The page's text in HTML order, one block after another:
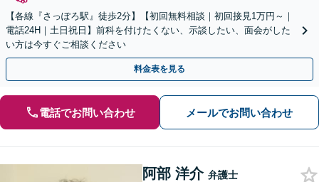
【各線『さっぽろ駅』徒歩2分】【初回無料相談｜初回接見1万円～｜
電話24H｜土日祝日】前科を付けたくない、示談したい、面会がした
い方は今すぐご相談ください
料金表を見る
電話でお問い合わせ メールでお問い合わせ
阿部 洋介 弁護士